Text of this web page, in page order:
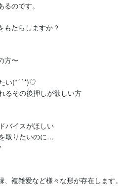
のです。
もたらしますか？
方〜
い(*´ `*)♡
るその後押しが欲しい方
バイスがほしい
取りたいのに…
複雑愛など様々な形が存在します。